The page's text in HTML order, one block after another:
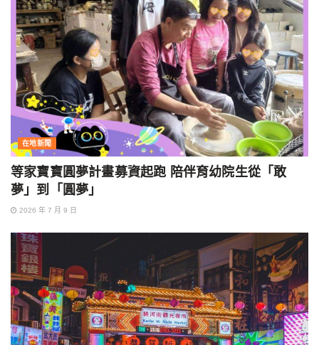
在地新聞
等家寶寶圓夢計畫募資起跑 陪伴育幼院生從「敢
夢」到「圓夢」
2026 年 7 月 9 日